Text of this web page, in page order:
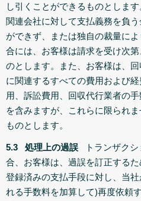
し引くことができるものとしま
関連会社に対して支払義務を負
ができず、または独自の裁量に
合には、お客様は請求を受け次
のとします。また、お客様は、
に関連するすべての費用および
用、訴訟費用、回収代行業者の
を含みますが、これらに限られ
ものとします。
5.3 処理上の過誤
トランザク
合、お客様は、過誤を訂正する
登録済みの支払手段に対し、当
れる手数料を加算して)再度依頼